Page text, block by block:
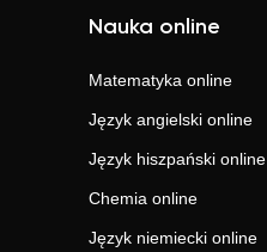
Nauka online
Matematyka online
Język angielski online
Język hiszpański online
Chemia online
Język niemiecki online